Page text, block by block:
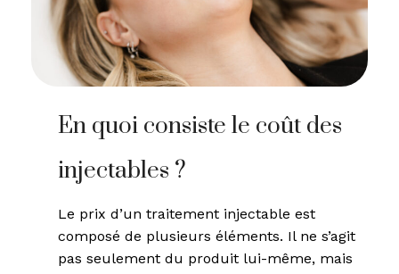
En quoi consiste le coût des
injectables ?
Le prix d’un traitement injectable est
composé de plusieurs éléments. Il ne s’agit
pas seulement du produit lui-même, mais